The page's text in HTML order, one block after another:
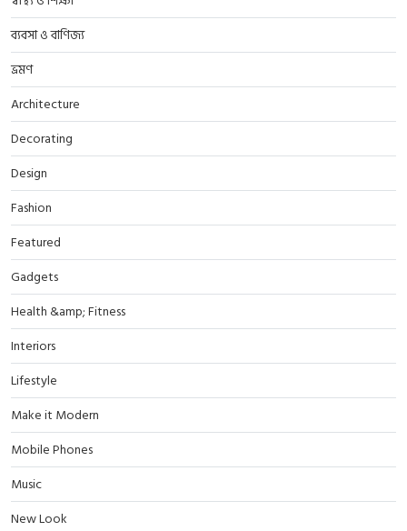
ব্যবসা ও বাণিজ্য
ভ্রমণ
Architecture
Decorating
Design
Fashion
Featured
Gadgets
Health &amp; Fitness
Interiors
Lifestyle
Make it Modern
Mobile Phones
Music
New Look